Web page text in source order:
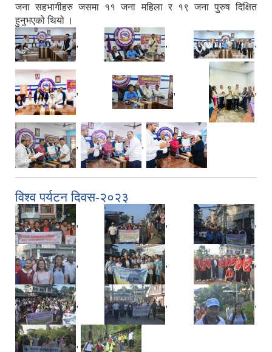
जना सहभागीहरु जसमा ११ जना महिला र १९ जना पुरुष दिक्षित
हुनुभएको थियो ।
, , ,
, , ,
, ,
विश्व पर्यटन दिवस-२०२३
, , ,
, , ,
, , ,
,